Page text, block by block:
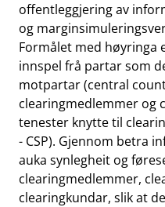
offentleggjering av
og
Formålet med høyringa
innspel frå partar som
motpartar (central
clearingmedlemmer og
tenester knytte til
- CSP). Gjennom betra
auka synlegheit og
clearingmedlemmer,
clearingkundar, slik at